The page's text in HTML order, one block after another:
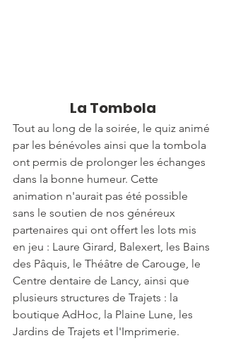
La Tombola
Tout au long de la soirée, le quiz animé
par les bénévoles ainsi que la tombola
ont permis de prolonger les échanges
dans la bonne humeur. Cette
animation n'aurait pas été possible
sans le soutien de nos généreux
partenaires qui ont offert les lots mis
en jeu : Laure Girard, Balexert, les Bains
des Pâquis, le Théâtre de Carouge, le
Centre dentaire de Lancy, ainsi que
plusieurs structures de Trajets : la
boutique AdHoc, la Plaine Lune, les
Jardins de Trajets et l'Imprimerie.